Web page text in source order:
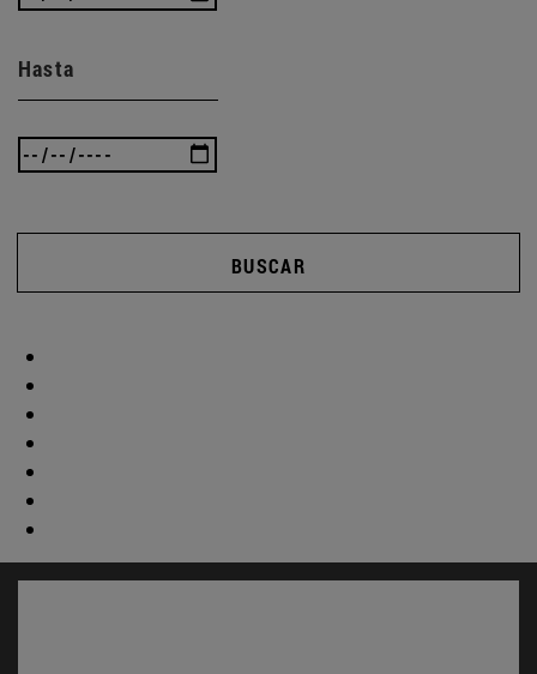
Hasta
BUSCAR